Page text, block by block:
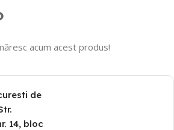
acum acest produs!
de
14, bloc